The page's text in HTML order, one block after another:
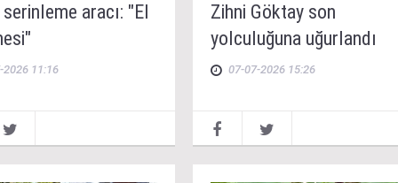
aracı: "El
2026 11:16
Zihni Göktay son
yolculuğuna uğurlandı
07-07-2026 15:26